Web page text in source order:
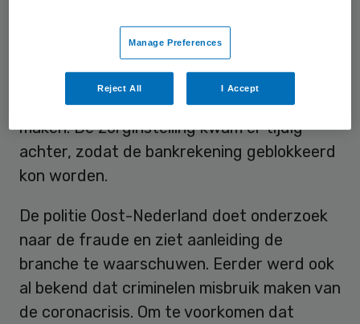
Bij CEO-fraude proberen buitenlandse
fraudeurs zich voor te doen als de leiding
van de organisatie die ze willen oplichten.
Ze vragen om grote sommen geld over te
maken. De zorginstelling kwam er tijdig
achter, zodat de bankrekening geblokkeerd
kon worden.
De politie Oost-Nederland doet onderzoek
naar de fraude en ziet aanleiding de
branche te waarschuwen. Eerder werd ook
al bekend dat criminelen misbruik maken van
de coronacrisis. Om te voorkomen dat
Manage Preferences
Reject All I Accept